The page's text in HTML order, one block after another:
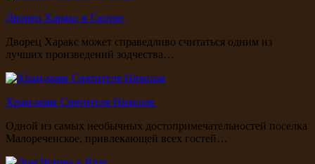
Дворец Харакс в Гаспре
Дворец Харакс может справедливо считаться одним из
лучших произведений зодчества…
Храм-маяк Святителя Николая
Одной из самых необычных достопримечательностей поселка
Малореченское, привлекающей всех гостей…